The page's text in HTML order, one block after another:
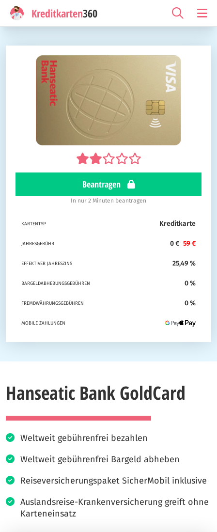
Kreditkarten360
Beantragen
In nur 2 Minuten beantragen
KARTENTYP Kreditkarte
JAHRESGEBÜHR 0 € 59 €
EFFEKTIVER JAHRESZINS 25,49 %
BARGELDABHEBUNGSGEBÜHREN 0 %
FREMDWÄHRUNGSGEBÜHREN 0 %
MOBILE ZAHLUNGEN
Hanseatic Bank GoldCard
Weltweit gebührenfrei bezahlen
Weltweit gebührenfrei Bargeld abheben
Reiseversicherungspaket SicherMobil inklusive
Auslandsreise-Krankenversicherung greift ohne
Karteneinsatz